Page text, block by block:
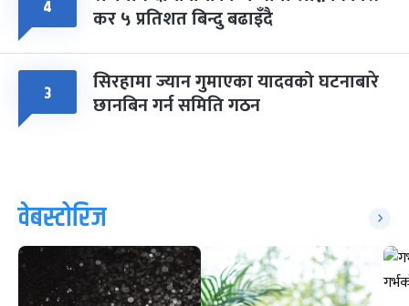
४ कर ५ प्रतिशत बिन्दु बढाइँदै
३ सिरहामा ज्यान गुमाएका यादवको घटनाबारे
छानबिन गर्न समिति गठन
वेबस्टोरिज